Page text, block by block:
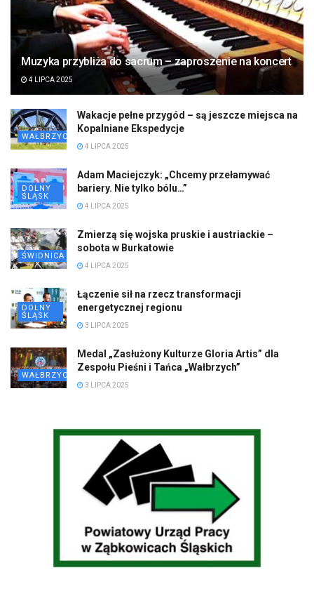
Muzyka przybliża do sacrum – zaproszenie na koncert
4 LIPCA 2025
WAŁBRZYCH
Wakacje pełne przygód – są jeszcze miejsca na
Kopalniane Ekspedycje
4 LIPCA 2025
DOLNY
ŚLĄSK
Adam Maciejczyk: „Chcemy przełamywać
bariery. Nie tylko bólu…”
4 LIPCA 2025
ŚWIDNICA
Zmierzą się wojska pruskie i austriackie –
sobota w Burkatowie
4 LIPCA 2025
DOLNY
ŚLĄSK
Łączenie sił na rzecz transformacji
energetycznej regionu
3 LIPCA 2025
WAŁBRZYCH
Medal „Zasłużony Kulturze Gloria Artis” dla
Zespołu Pieśni i Tańca „Wałbrzych”
3 LIPCA 2025